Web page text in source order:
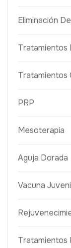
Eliminación
Tratamientos
Tratamientos
PRP
Mesoterapia
Aguja Dorada
Vacuna
Tratamientos